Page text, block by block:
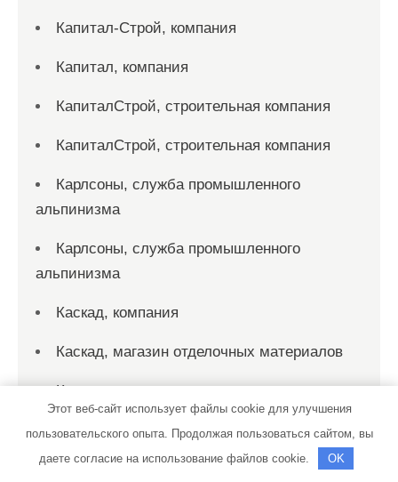
Капитал-Строй, компания
Капитал, компания
КапиталСтрой, строительная компания
КапиталСтрой, строительная компания
Карлсоны, служба промышленного
альпинизма
Карлсоны, служба промышленного
альпинизма
Каскад, компания
Каскад, магазин отделочных материалов
Клаксон
Клевер, строительная компания
Козырек38, монтажная компания
Этот веб-сайт использует файлы cookie для улучшения
пользовательского опыта. Продолжая пользоваться сайтом, вы
даете согласие на использование файлов cookie.
OK